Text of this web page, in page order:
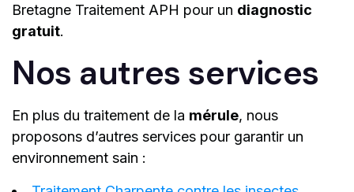
Bretagne Traitement APH pour un diagnostic
gratuit.
Nos autres services
En plus du traitement de la mérule, nous
proposons d’autres services pour garantir un
environnement sain :